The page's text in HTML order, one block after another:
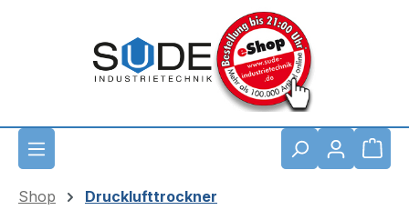
Shop Drucklufttrockner